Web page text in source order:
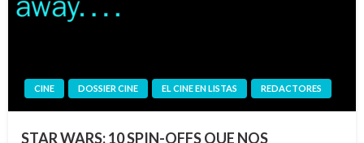
CINE DOSSIER CINE EL CINE EN LISTAS REDACTORES
STAR WARS: 10 SPIN-OFFS QUE NOS